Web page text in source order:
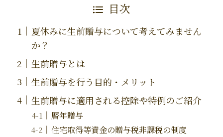
目次
夏休みに生前贈与について考えてみません
か？
生前贈与とは
生前贈与を行う目的・メリット
生前贈与に適用される控除や特例のご紹介
暦年贈与
住宅取得等資金の贈与税非課税の制度